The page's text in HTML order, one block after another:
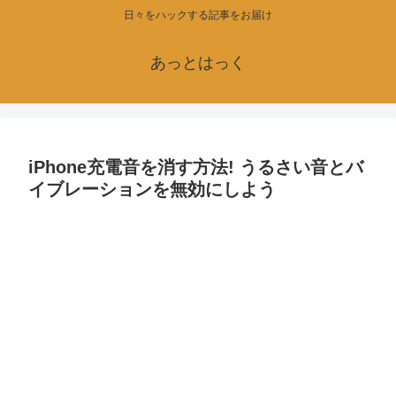
日々をハックする記事をお届け
あっとはっく
iPhone充電音を消す方法! うるさい音とバ
イブレーションを無効にしよう